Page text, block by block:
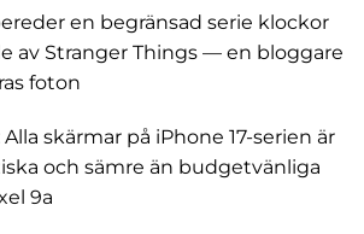
en begränsad serie klockor
av Stranger Things — en bloggare
foton
skärmar på iPhone 17-serien är
och sämre än budgetvänliga
9a